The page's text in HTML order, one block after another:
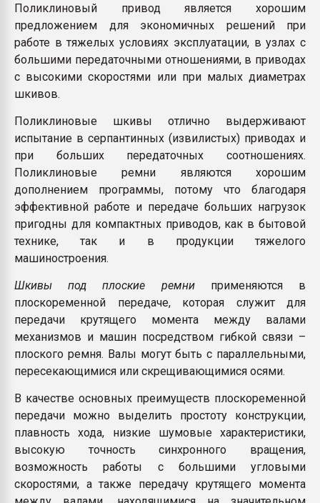
Поликлиновый привод является хорошим
предложением для экономичных решений при
работе в тяжелых условиях эксплуатации, в узлах с
большими передаточными отношениями, в приводах
с высокими скоростями или при малых диаметрах
шкивов.
Поликлиновые шкивы отлично выдерживают
испытание в серпантинных (извилистых) приводах и
при больших передаточных соотношениях.
Поликлиновые ремни являются хорошим
дополнением программы, потому что благодаря
эффективной работе и передаче больших нагрузок
пригодны для компактных приводов, как в бытовой
технике, так и в продукции тяжелого
машиностроения.
Шкивы под плоские ремниприменяются в
плоскоременной передаче, которая служит для
передачи крутящего момента между валами
механизмов и машин посредством гибкой связи –
плоского ремня. Валы могут быть с параллельными,
пересекающимися или скрещивающимися осями.
В качестве основных преимуществ плоскоременной
передачи можно выделить простоту конструкции,
плавность хода, низкие шумовые характеристики,
высокую точность синхронного вращения,
возможность работы с большими угловыми
скоростями, а также передачу крутящего момента